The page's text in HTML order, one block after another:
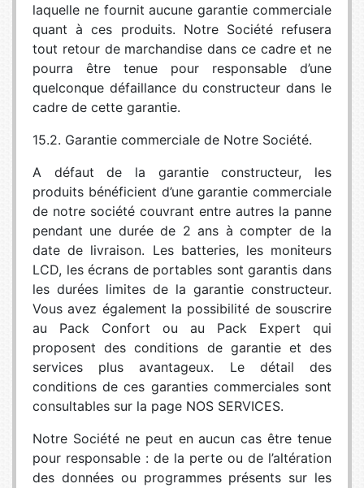
laquelle ne fournit aucune garantie commerciale
quant à ces produits. Notre Société refusera
tout retour de marchandise dans ce cadre et ne
pourra être tenue pour responsable d’une
quelconque défaillance du constructeur dans le
cadre de cette garantie.
15.2. Garantie commerciale de Notre Société.
A défaut de la garantie constructeur, les
produits bénéficient d’une garantie commerciale
de notre société couvrant entre autres la panne
pendant une durée de 2 ans à compter de la
date de livraison. Les batteries, les moniteurs
LCD, les écrans de portables sont garantis dans
les durées limites de la garantie constructeur.
Vous avez également la possibilité de souscrire
au Pack Confort ou au Pack Expert qui
proposent des conditions de garantie et des
services plus avantageux. Le détail des
conditions de ces garanties commerciales sont
consultables sur la page NOS SERVICES.
Notre Société ne peut en aucun cas être tenue
pour responsable : de la perte ou de l’altération
des données ou programmes présents sur les